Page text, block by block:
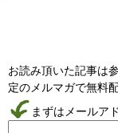
お読み頂いた記事は
定のメルマガで無料
まずはメールア